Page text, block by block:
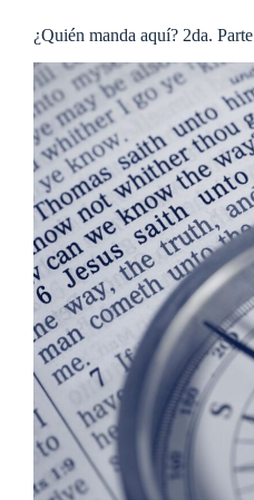
¿Quién manda aquí? 2da. Parte